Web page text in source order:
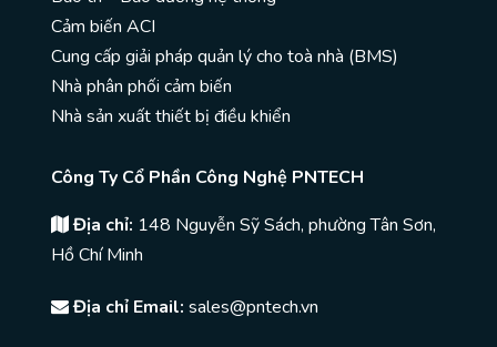
Cảm biến ACI
Cung cấp giải pháp quản lý cho toà nhà (BMS)
Nhà phân phối cảm biến
Nhà sản xuất thiết bị điều khiển
Công Ty Cổ Phần Công Nghệ PNTECH
Địa chỉ: 148 Nguyễn Sỹ Sách, phường Tân Sơn,
Hồ Chí Minh
Địa chỉ Email: sales@pntech.vn